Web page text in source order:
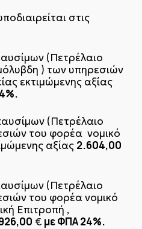
στις
(Πετρέλαιο
) των υπηρεσιών
εκτιμώμενης αξίας
(Πετρέλαιο
του φορέα νομικό
αξίας 2.604,00
(Πετρέλαιο
του φορέα νομικό
Επιτροπή ,
€ με ΦΠΑ 24%.